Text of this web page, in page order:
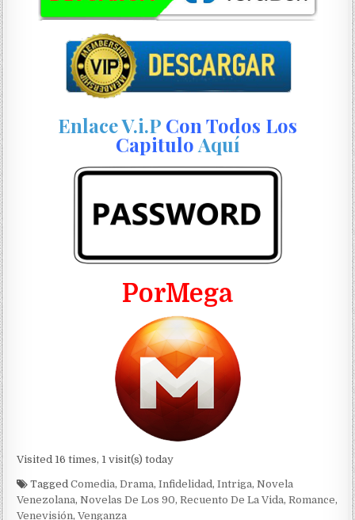
Enlace V.i.P Con Todos Los
Capitulo Aquí
PorMega
Visited 16 times, 1 visit(s) today
TaggedComedia,Drama,Infidelidad,Intriga,Novela
Venezolana,Novelas De Los 90,Recuento De La Vida,Romance,
Venevisión,Venganza